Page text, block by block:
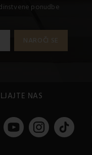
ponudbe
NAS